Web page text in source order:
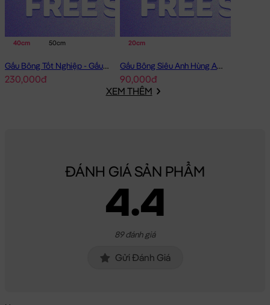
40cm 50cm
Gấu Bông Tốt Nghiệp - Gấu Teddy tốt nghiệp lông xù màu Vàng
230,000đ
20cm
Gấu Bông Siêu Anh Hùng Avenger Nhí
90,000đ
XEM THÊM
ĐÁNH GIÁ SẢN PHẨM
4.4
89 đánh giá
Gửi Đánh Giá